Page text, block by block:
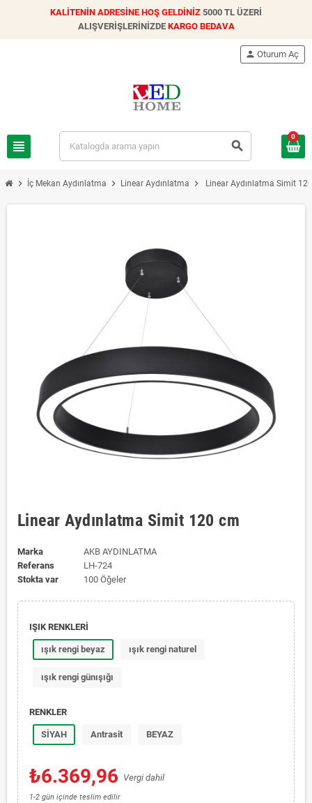
KALİTENİN ADRESİNE HOŞ GELDİNİZ 5000 TL ÜZERİ
ALIŞVERİŞLERİNİZDE KARGO BEDAVA
view_headline search
person Oturum Aç
0
chevron_right İç Mekan Aydınlatma chevron_right Linear Aydınlatma chevron_right Linear Aydınlatma Simit
Linear Aydınlatma Simit 120 cm
Marka
AKB AYDINLATMA
Referans
LH-724
Stokta var
100 Öğeler
IŞIK RENKLERİ
ışık rengi beyaz ışık rengi naturel
ışık rengi günışığı
RENKLER
SİYAH Antrasit BEYAZ
₺6.369,96 Vergi dahil
1-2 gün içinde teslim edilir